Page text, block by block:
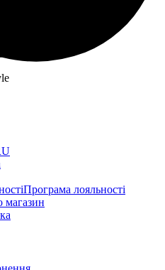
Програма лояльності
магазин